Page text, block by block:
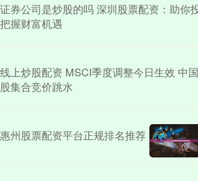
证券公司是炒股的吗 深圳股票配资：助你
把握财富机遇
线上炒股配资 MSCI季度调整今日生效 中
股集合竞价跳水
惠州股票配资平台正规排名推荐